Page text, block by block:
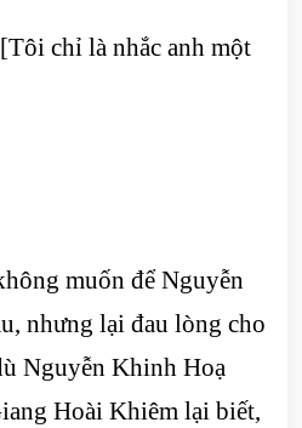
chỉ là nhắc anh một
muốn để Nguyễn
nhưng lại đau lòng cho
Nguyễn Khinh Hoạ
Hoài Khiêm lại biết,